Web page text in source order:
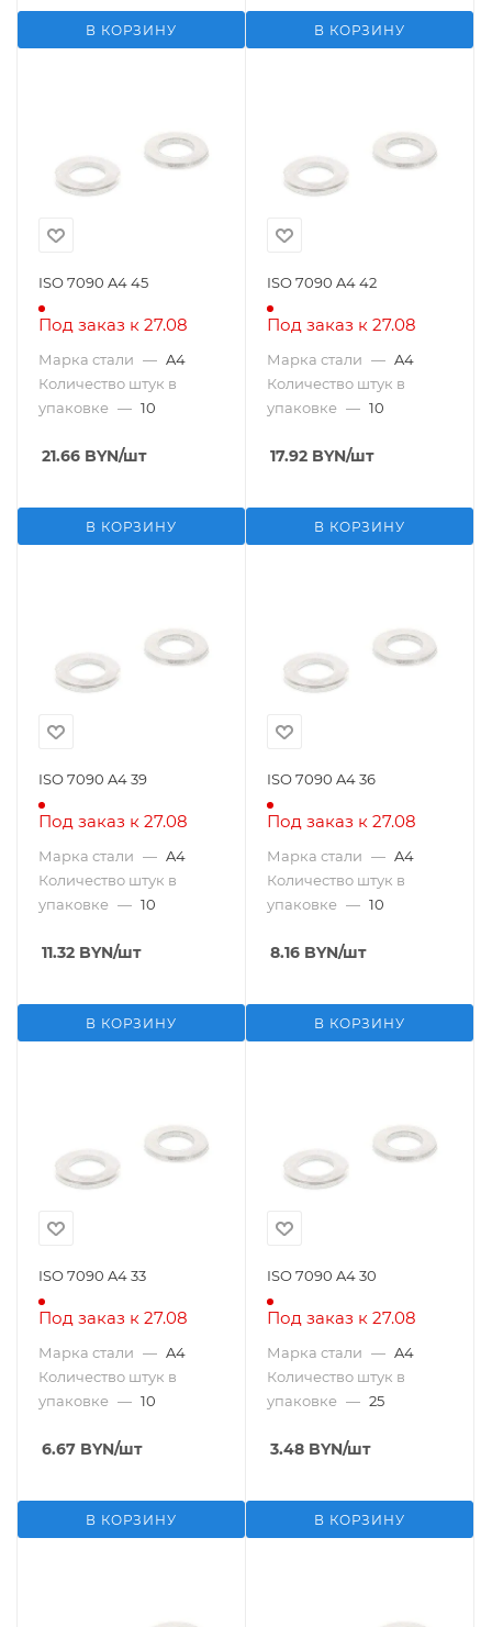
В КОРЗИНУ В КОРЗИНУ
ISO 7090 A4 45
Под заказ к 27.08
Марка стали — A4
Количество штук в
упаковке — 10
21.66 BYN/шт
В КОРЗИНУ
ISO 7090 A4 42
Под заказ к 27.08
Марка стали — A4
Количество штук в
упаковке — 10
17.92 BYN/шт
В КОРЗИНУ
ISO 7090 A4 39
Под заказ к 27.08
Марка стали — A4
Количество штук в
упаковке — 10
11.32 BYN/шт
В КОРЗИНУ
ISO 7090 A4 36
Под заказ к 27.08
Марка стали — A4
Количество штук в
упаковке — 10
8.16 BYN/шт
В КОРЗИНУ
ISO 7090 A4 33
Под заказ к 27.08
Марка стали — A4
Количество штук в
упаковке — 10
6.67 BYN/шт
В КОРЗИНУ
ISO 7090 A4 30
Под заказ к 27.08
Марка стали — A4
Количество штук в
упаковке — 25
3.48 BYN/шт
В КОРЗИНУ